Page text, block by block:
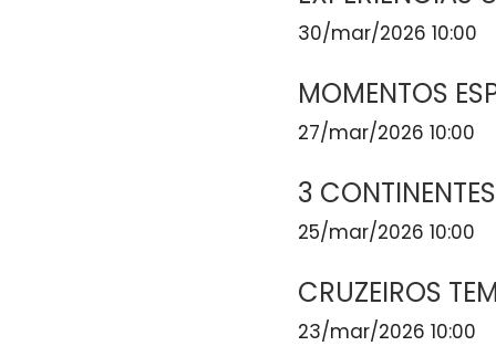
30/mar/2026 10:00
MOMENTOS
27/mar/2026 10:00
3
25/mar/2026 10:00
CRUZEIROS
23/mar/2026 10:00